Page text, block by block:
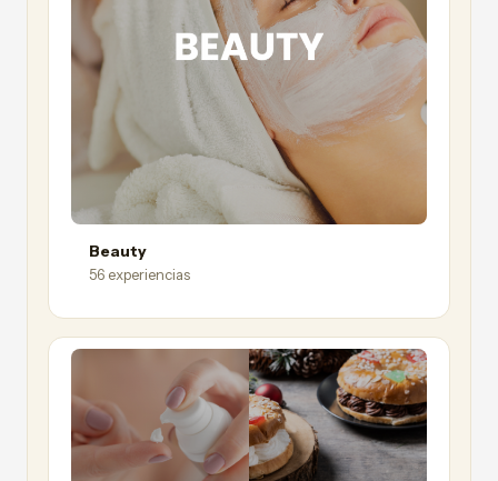
Beauty
56 experiencias